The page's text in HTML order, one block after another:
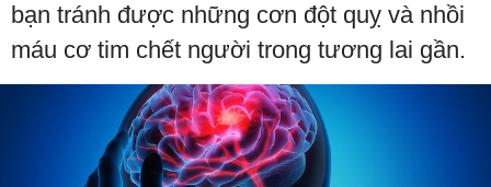
bạn tránh được những cơn đột quỵ và nhồi
máu cơ tim chết người trong tương lai gần.